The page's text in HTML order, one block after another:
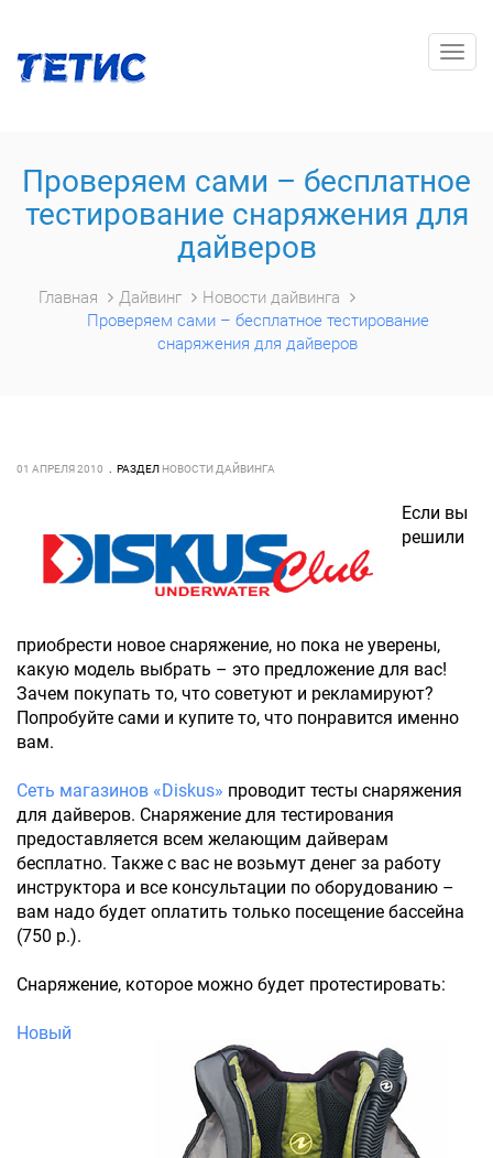
Проверяем сами – бесплатное
тестирование снаряжения для
дайверов
Главная Дайвинг
Новости дайвинга
Проверяем сами – бесплатное тестирование
снаряжения для дайверов
01 АПРЕЛЯ 2010 РАЗДЕЛ НОВОСТИ ДАЙВИНГА
Если вы
решили
приобрести новое снаряжение, но пока не уверены,
какую модель выбрать – это предложение для вас!
Зачем покупать то, что советуют и рекламируют?
Попробуйте сами и купите то, что понравится именно
вам.
Сеть магазинов «Diskus» проводит тесты снаряжения
для дайверов. Снаряжение для тестирования
предоставляется всем желающим дайверам
бесплатно. Также с вас не возьмут денег за работу
инструктора и все консультации по оборудованию –
вам надо будет оплатить только посещение бассейна
(750 р.).
Снаряжение, которое можно будет протестировать:
Новый